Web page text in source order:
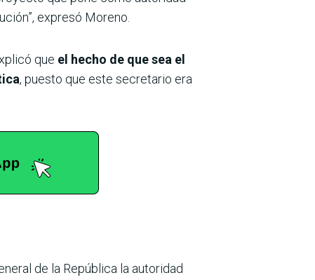
expresó Moreno.
que el hecho de que sea el
, puesto que este secretario era
de la República la autoridad